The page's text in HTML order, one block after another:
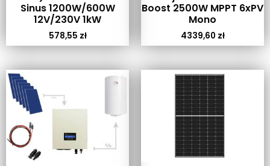
Sinus 1200W/600W
12V/230V 1kW
578,55 zł
Boost 2500W MPPT 6xPV
Mono
4339,60 zł